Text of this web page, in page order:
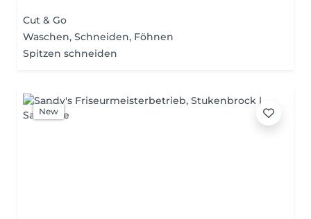
Cut & Go
Waschen, Schneiden, Föhnen
Spitzen schneiden
New